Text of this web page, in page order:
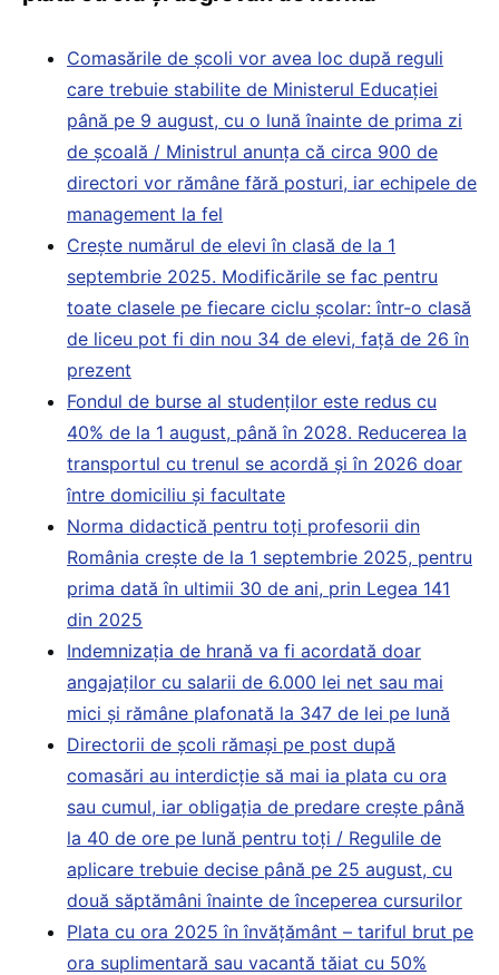
Comasările de școli vor avea loc după reguli
care trebuie stabilite de Ministerul Educației
până pe 9 august, cu o lună înainte de prima zi
de școală / Ministrul anunța că circa 900 de
directori vor rămâne fără posturi, iar echipele de
management la fel
Crește numărul de elevi în clasă de la 1
septembrie 2025. Modificările se fac pentru
toate clasele pe fiecare ciclu școlar: într-o clasă
de liceu pot fi din nou 34 de elevi, față de 26 în
prezent
Fondul de burse al studenților este redus cu
40% de la 1 august, până în 2028. Reducerea la
transportul cu trenul se acordă și în 2026 doar
între domiciliu și facultate
Norma didactică pentru toți profesorii din
România crește de la 1 septembrie 2025, pentru
prima dată în ultimii 30 de ani, prin Legea 141
din 2025
Indemnizația de hrană va fi acordată doar
angajaților cu salarii de 6.000 lei net sau mai
mici și rămâne plafonată la 347 de lei pe lună
Directorii de școli rămași pe post după
comasări au interdicție să mai ia plata cu ora
sau cumul, iar obligația de predare crește până
la 40 de ore pe lună pentru toți / Regulile de
aplicare trebuie decise până pe 25 august, cu
două săptămâni înainte de începerea cursurilor
Plata cu ora 2025 în învățământ – tariful brut pe
ora suplimentară sau vacantă tăiat cu 50%